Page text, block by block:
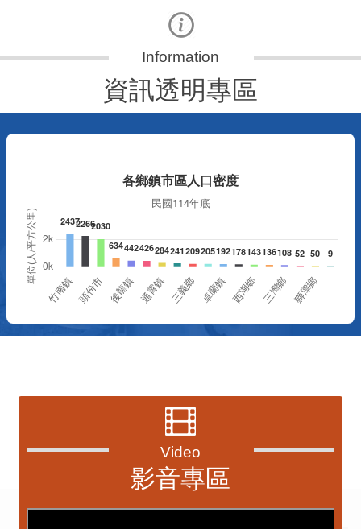
典禮，此為苗栗市第27個、全縣第236處的據
點。苗栗縣長鍾東錦上午主持揭牌儀式，頒發15
萬元開辦費，鼓勵長輩多參加據點活動，可以更
加健康、長壽。 坐落於苗栗市維祥里光華街89
號的社區照顧關懷據點，今 ...
縣
資訊透明專區